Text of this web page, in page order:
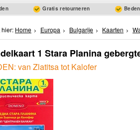
Gratis retourneren
hier: Home Europa Bulgarije Kaarten
1 Stara Planina
van Zlatitsa tot Kalofer